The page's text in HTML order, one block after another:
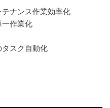
ナンス作業効率化
一作業化
スク自動化